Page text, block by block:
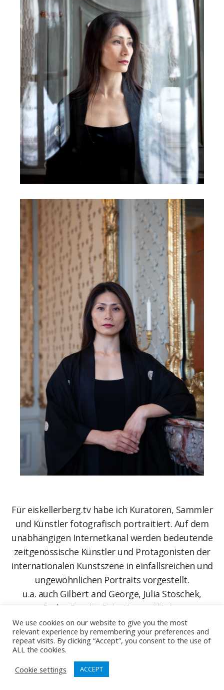
Für eiskellerberg.tv habe ich Kuratoren, Sammler
und Künstler fotografisch portraitiert. Auf dem
unabhängigen Internetkanal werden bedeutende
zeitgenössische Künstler und Protagonisten der
internationalen Kunstszene in einfallsreichen und
ungewöhnlichen Portraits vorgestellt.
u.a. auch Gilbert and George, Julia Stoschek,
Pedro Caprita Reis, Kasper König,
Axel Vervoordt, Nicola
Constantino,TalR,Katharina Grosse,Vera Lossau
www.eiskellerberg.tv
We use cookies on our website to give you the most
relevant experience by remembering your preferences and
repeat visits. By clicking “Accept”, you consent to the use of
ALL the cookies.
Cookie settings
ACCEPT